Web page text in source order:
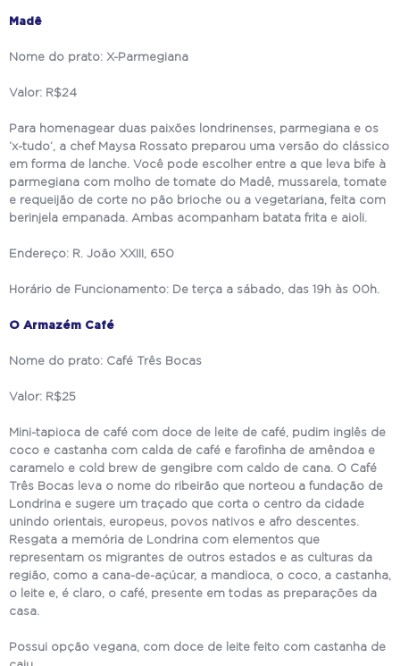
Madê
Nome do prato: X-Parmegiana
Valor: R$24
Para homenagear duas paixões londrinenses, parmegiana e os
‘x-tudo’, a chef Maysa Rossato preparou uma versão do clássico
em forma de lanche. Você pode escolher entre a que leva bife à
parmegiana com molho de tomate do Madê, mussarela, tomate
e requeijão de corte no pão brioche ou a vegetariana, feita com
berinjela empanada. Ambas acompanham batata frita e aioli.
Endereço: R. João XXIII, 650
Horário de Funcionamento: De terça a sábado, das 19h às 00h.
O Armazém Café
Nome do prato: Café Três Bocas
Valor: R$25
Mini-tapioca de café com doce de leite de café, pudim inglês de
coco e castanha com calda de café e farofinha de amêndoa e
caramelo e cold brew de gengibre com caldo de cana. O Café
Três Bocas leva o nome do ribeirão que norteou a fundação de
Londrina e sugere um traçado que corta o centro da cidade
unindo orientais, europeus, povos nativos e afro descentes.
Resgata a memória de Londrina com elementos que
representam os migrantes de outros estados e as culturas da
região, como a cana-de-açúcar, a mandioca, o coco, a castanha,
o leite e, é claro, o café, presente em todas as preparações da
casa.
Possui opção vegana, com doce de leite feito com castanha de